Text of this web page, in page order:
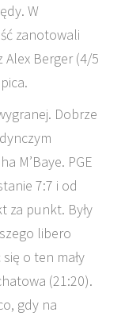
W
zanotowali
Alex Berger (4/5
Dobrze
M’Baye. PGE
7:7 i od
za punkt. Były
libero
o ten mały
(21:20).
gdy na